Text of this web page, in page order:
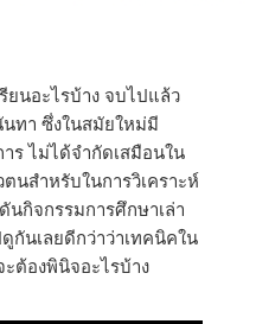
ยนอะไรบ้าง จบไปแล้ว
นทา ซึ่งในสมัยใหม่มี
ร ไม่ได้จำกัดเสมือนใน
นสำหรับในการวิเคราะห์
นกิจกรรมการศึกษาเล่า
กันเลยดีกว่าว่าเทคนิคใน
ต้องพินิจอะไรบ้าง